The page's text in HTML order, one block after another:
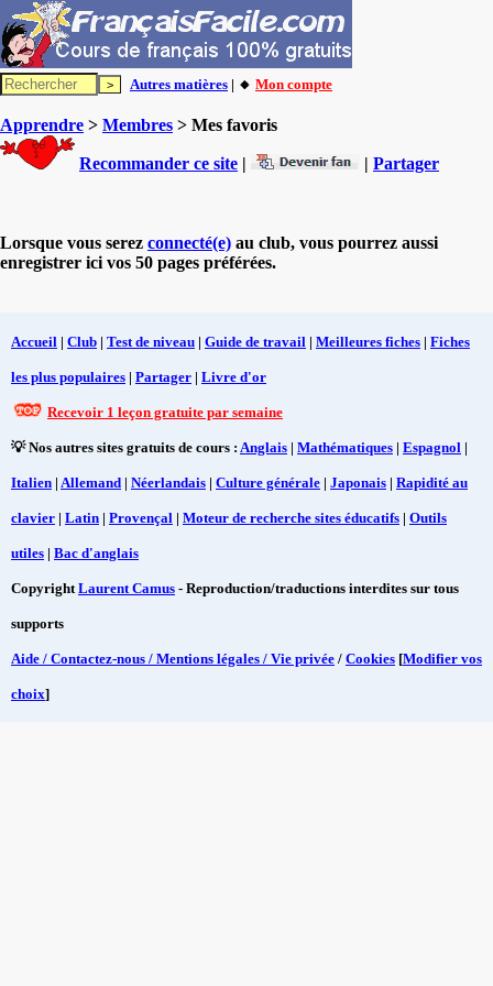
Autres matières | 🔸 Mon compte
Apprendre > Membres > Mes favoris
Recommander ce site | | Partager
Lorsque vous serez connecté(e) au club, vous pourrez aussi
enregistrer ici vos 50 pages préférées.
Accueil | Club | Test de niveau | Guide de travail | Meilleures fiches | Fiches
les plus populaires | Partager | Livre d'or
Recevoir 1 leçon gratuite par semaine
💡 Nos autres sites gratuits de cours : Anglais | Mathématiques | Espagnol |
Italien | Allemand | Néerlandais | Culture générale | Japonais | Rapidité au
clavier | Latin | Provençal | Moteur de recherche sites éducatifs | Outils
utiles | Bac d'anglais
CopyrightLaurent Camus - Reproduction/traductions interdites sur tous
supports
Aide / Contactez-nous / Mentions légales / Vie privée / Cookies [Modifier vos
choix]